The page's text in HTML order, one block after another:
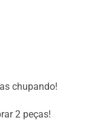
chupando!
2 peças!